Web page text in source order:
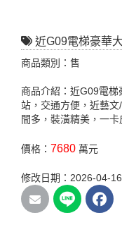
近G09電梯豪華
商品類別：售
商品介紹：近G09電
站，交通方便，近藝文
間多，裝潢精美，一卡
價格： 7680 萬元
修改日期：2026-04-16